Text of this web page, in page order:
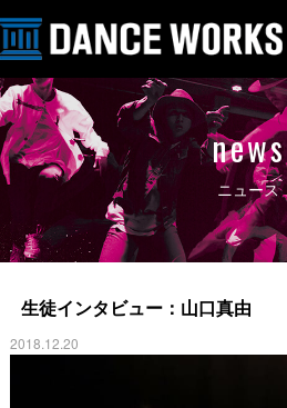
news
ニュース
生徒インタビュー：山口真由
2018.12.20